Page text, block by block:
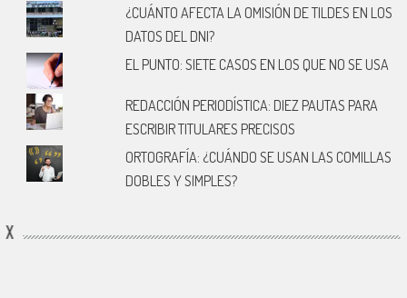
¿CUÁNTO AFECTA LA OMISIÓN DE TILDES EN LOS
DATOS DEL DNI?
EL PUNTO: SIETE CASOS EN LOS QUE NO SE USA
REDACCIÓN PERIODÍSTICA: DIEZ PAUTAS PARA
ESCRIBIR TITULARES PRECISOS
ORTOGRAFÍA: ¿CUÁNDO SE USAN LAS COMILLAS
DOBLES Y SIMPLES?
X